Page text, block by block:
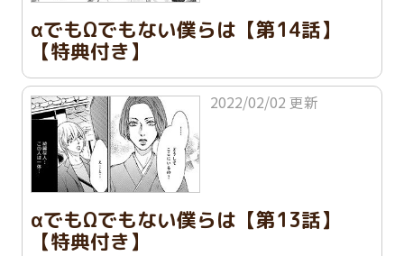
αでもΩでもない僕らは【第14話】
【特典付き】
2022/02/02 更新
αでもΩでもない僕らは【第13話】
【特典付き】